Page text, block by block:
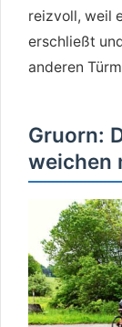
reizvoll, weil
erschließt
anderen
Gruorn:
weichen